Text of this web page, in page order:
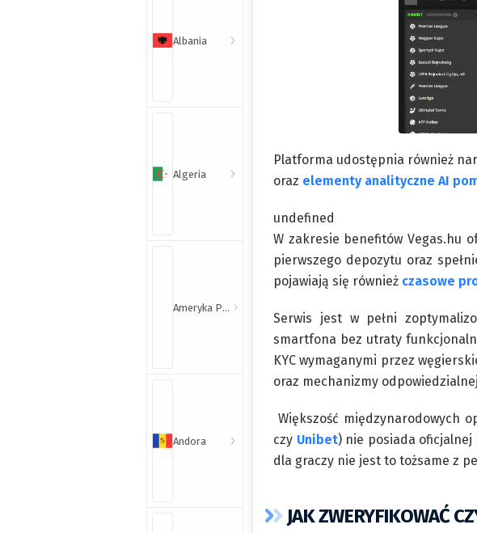
Albania
Algeria
Ameryka Północna i Południowa
Andora
Platforma udostępnia również
oraz elementy analityczne AI
undefined
W zakresie benefitów Vegas.hu
pierwszego depozytu oraz
pojawiają się również czasowe
Serwis jest w pełni
smartfona bez utraty
KYC wymaganymi przez
oraz mechanizmy
Większość międzynarodowych
czy Unibet) nie posiada
dla graczy nie jest to tożsame z
JAK ZWERYFIKOWAĆ